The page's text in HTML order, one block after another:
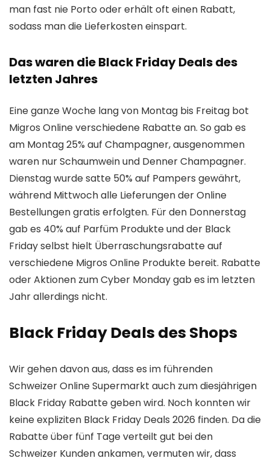
man fast nie Porto oder erhält oft einen Rabatt,
sodass man die Lieferkosten einspart.
Das waren die Black Friday Deals des
letzten Jahres
Eine ganze Woche lang von Montag bis Freitag bot
Migros Online verschiedene Rabatte an. So gab es
am Montag 25% auf Champagner, ausgenommen
waren nur Schaumwein und Denner Champagner.
Dienstag wurde satte 50% auf Pampers gewährt,
während Mittwoch alle Lieferungen der Online
Bestellungen gratis erfolgten. Für den Donnerstag
gab es 40% auf Parfüm Produkte und der Black
Friday selbst hielt Überraschungsrabatte auf
verschiedene Migros Online Produkte bereit. Rabatte
oder Aktionen zum Cyber Monday gab es im letzten
Jahr allerdings nicht.
Black Friday Deals des Shops
Wir gehen davon aus, dass es im führenden
Schweizer Online Supermarkt auch zum diesjährigen
Black Friday Rabatte geben wird. Noch konnten wir
keine expliziten Black Friday Deals 2026 finden. Da die
Rabatte über fünf Tage verteilt gut bei den
Schweizer Kunden ankamen, vermuten wir, dass